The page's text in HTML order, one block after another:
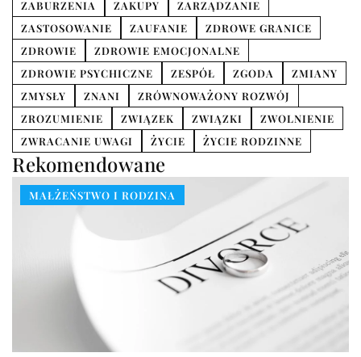
ZABURZENIA
ZAKUPY
ZARZĄDZANIE
ZASTOSOWANIE
ZAUFANIE
ZDROWE GRANICE
ZDROWIE
ZDROWIE EMOCJONALNE
ZDROWIE PSYCHICZNE
ZESPÓŁ ZGODA
ZMIANY
ZMYSŁY
ZNANI
ZRÓWNOWAŻONY ROZWÓJ
ZROZUMIENIE
ZWIĄZEK ZWIĄZKI
ZWOLNIENIE
ZWRACANIE UWAGI
ŻYCIE ŻYCIE RODZINNE
Rekomendowane
MAŁŻEŃSTWO I RODZINA